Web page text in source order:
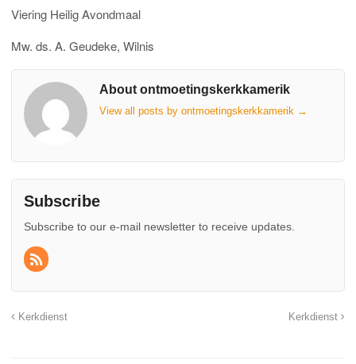
Viering Heilig Avondmaal
Mw. ds. A. Geudeke, Wilnis
About ontmoetingskerkkamerik
View all posts by ontmoetingskerkkamerik →
Subscribe
Subscribe to our e-mail newsletter to receive updates.
Kerkdienst Kerkdienst